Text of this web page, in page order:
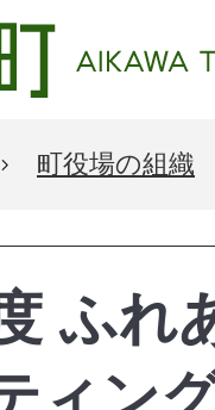
町役場の組織
ふれ
ィン